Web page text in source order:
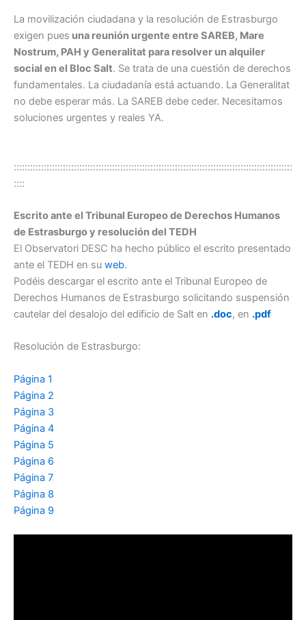
La movilización ciudadana y la resolución de Estrasburgo
exigen pues una reunión urgente entre SAREB, Mare
Nostrum, PAH y Generalitat para resolver un alquiler
social en el Bloc Salt. Se trata de una cuestión de derechos
fundamentales. La ciudadanía está actuando. La Generalitat
no debe esperar más. La SAREB debe ceder. Necesitamos
soluciones urgentes y reales YA.
::::::::::::::::::::::::::::::::::::::::::::::::::::::::::::::::::::::::::::::::::::::::::::::::::::::
::::
Escrito ante el Tribunal Europeo de Derechos Humanos
de Estrasburgo y resolución del TEDH
El Observatori DESC ha hecho público el escrito presentado
ante el TEDH en su web.
Podéis descargar el escrito ante el Tribunal Europeo de
Derechos Humanos de Estrasburgo solicitando suspensión
cautelar del desalojo del edificio de Salt en .doc, en .pdf
Resolución de Estrasburgo:
Página 1
Página 2
Página 3
Página 4
Página 5
Página 6
Página 7
Página 8
Página 9